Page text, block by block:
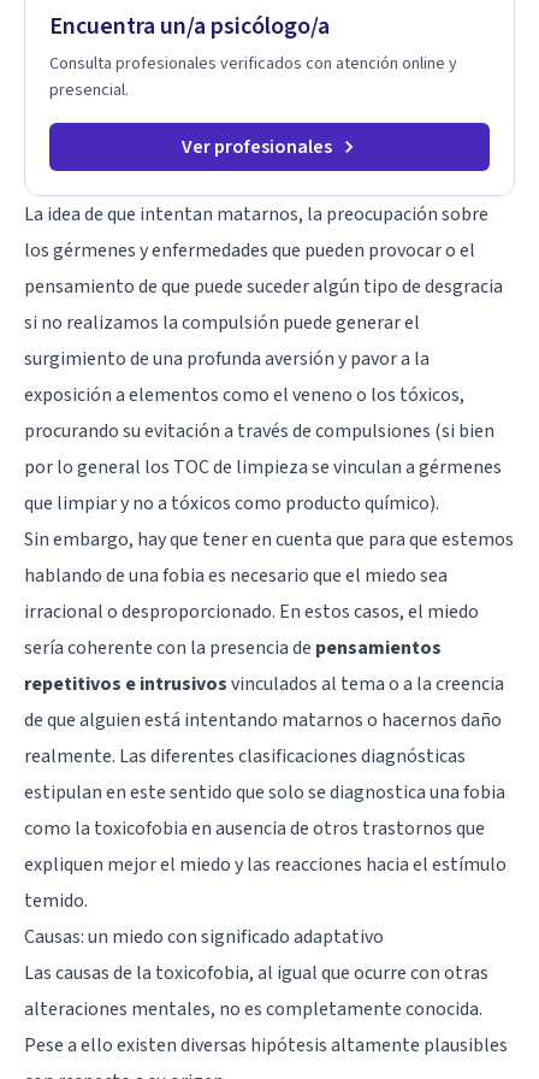
Encuentra un/a psicólogo/a
Consulta profesionales verificados con atención online y
presencial.
Ver profesionales
La idea de que intentan matarnos, la preocupación sobre
los gérmenes y enfermedades que pueden provocar o el
pensamiento de que puede suceder algún tipo de desgracia
si no realizamos la compulsión puede generar el
surgimiento de una profunda aversión y pavor a la
exposición a elementos como el veneno o los tóxicos,
procurando su evitación a través de compulsiones (si bien
por lo general los TOC de limpieza se vinculan a gérmenes
que limpiar y no a tóxicos como producto químico).
Sin embargo, hay que tener en cuenta que para que estemos
hablando de una fobia es necesario que el miedo sea
irracional o desproporcionado. En estos casos, el miedo
sería coherente con la presencia de pensamientos
repetitivos e intrusivosvinculados al tema o a la creencia
de que alguien está intentando matarnos o hacernos daño
realmente. Las diferentes clasificaciones diagnósticas
estipulan en este sentido que solo se diagnostica una fobia
como la toxicofobia en ausencia de otros trastornos que
expliquen mejor el miedo y las reacciones hacia el estímulo
temido.
Causas: un miedo con significado adaptativo
Las causas de la toxicofobia, al igual que ocurre con otras
alteraciones mentales, no es completamente conocida.
Pese a ello existen diversas hipótesis altamente plausibles